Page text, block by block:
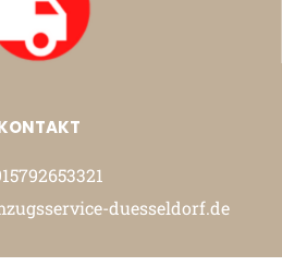
duesseldorf.de